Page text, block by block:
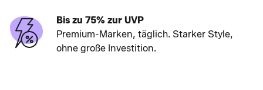
Bis zu 75% zur UVP
Premium-Marken, täglich. Starker Style,
ohne große Investition.